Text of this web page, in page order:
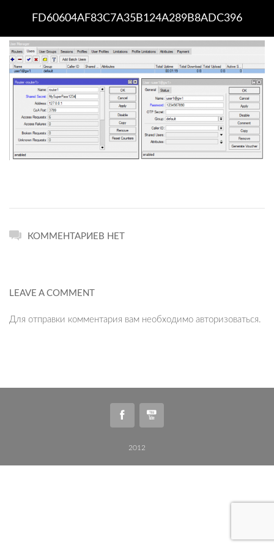
FD60604AF83C7A35B124A289B8ADC396
КОММЕНТАРИЕВ НЕТ
LEAVE A COMMENT
Для отправки комментария вам необходимо авторизоваться.
2012